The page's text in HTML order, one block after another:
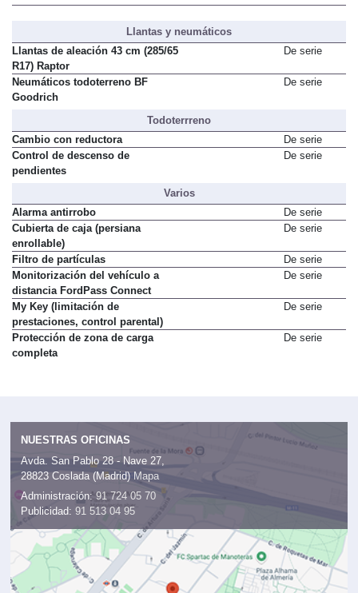
Llantas y neumáticos
Llantas de aleación 43 cm (285/65
R17) Raptor
De serie
Neumáticos todoterreno BF
Goodrich
De serie
Todoterrreno
Cambio con reductora
De serie
Control de descenso de
pendientes
De serie
Varios
Alarma antirrobo
De serie
Cubierta de caja (persiana
enrollable)
De serie
Filtro de partículas
De serie
Monitorización del vehículo a
distancia FordPass Connect
De serie
My Key (limitación de
prestaciones, control parental)
De serie
Protección de zona de carga
completa
De serie
NUESTRAS OFICINAS
Avda. San Pablo 28 - Nave 27,
28823 Coslada (Madrid) Mapa
Administración: 91 724 05 70
Publicidad: 91 513 04 95